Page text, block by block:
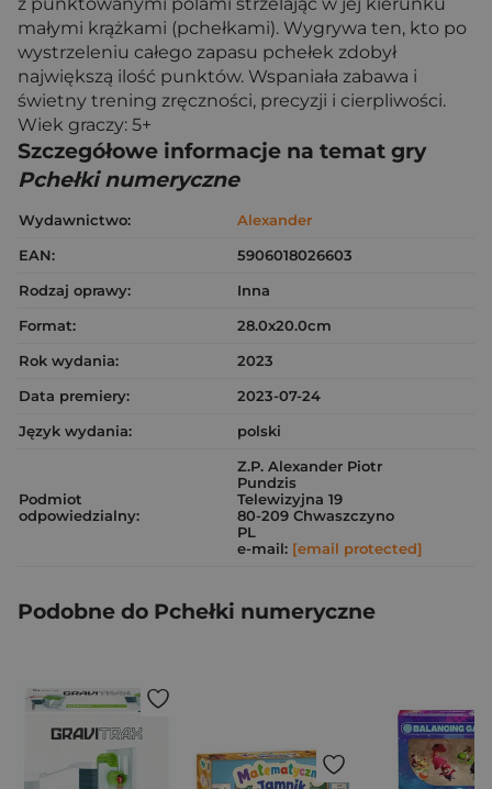
małymi krążkami (pchełkami). Wygrywa ten, kto po
wystrzeleniu całego zapasu pchełek zdobył
największą ilość punktów. Wspaniała zabawa i
świetny trening zręczności, precyzji i cierpliwości.
Wiek graczy: 5+
Szczegółowe informacje na temat gry
Pchełki numeryczne
Wydawnictwo:
Alexander
EAN:
5906018026603
Rodzaj oprawy:
Inna
Format:
28.0x20.0cm
Rok wydania:
2023
Data premiery:
2023-07-24
Język wydania:
polski
Podmiot
odpowiedzialny:
Z.P. Alexander Piotr
Pundzis
Telewizyjna 19
80-209 Chwaszczyno
PL
e-mail: [email protected]
Podobne do Pchełki numeryczne